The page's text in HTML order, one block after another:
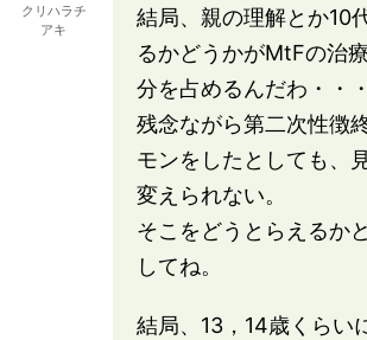
クリハラチ
アキ
結局、親の理解とか10
るかどうかがMtFの治
分を占めるんだわ・・・
残念ながら第二次性徴
モンをしたとしても、
変えられない。
そこをどうとらえるか
してね。
結局、13，14歳くらい